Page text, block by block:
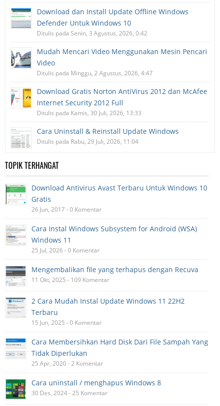
Download dan Install Update Offline Windows
Defender Untuk Windows 10
Ditulis pada Senin, 3 Agustus, 2026, 0:42
Mudah Mencari Video Menggunakan Mesin Pencari
Video
Ditulis pada Minggu, 2 Agustus, 2026, 4:47
Download Gratis Norton AntiVirus 2012 dan McAfee
Internet Security 2012 Full
Ditulis pada Kamis, 30 Juli, 2026, 13:33
Cara Uninstall & Reinstall Update Windows
Ditulis pada Rabu, 29 Juli, 2026, 11:04
TOPIK TERHANGAT
Download Antivirus Avast Terbaru Untuk Windows 10
Gratis
26 Jun, 2017 - 0 Komentar
Cara Instal Windows Subsystem for Android (WSA)
Windows 11
25 Jul, 2026 - 0 Komentar
Mengembalikan file yang terhapus dengan Recuva
11 Okt, 2025 - 109 Komentar
2 Cara Mudah Instal Update Windows 11 22H2
Terbaru
15 Jun, 2025 - 0 Komentar
Cara Membersihkan Hard Disk Dari File Sampah Yang
Tidak Diperlukan
25 Apr, 2020 - 2 Komentar
Cara uninstall / menghapus Windows 8
30 Des, 2024 - 25 Komentar